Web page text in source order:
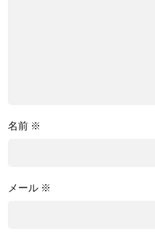
名前 ※
メール ※